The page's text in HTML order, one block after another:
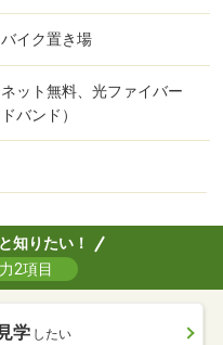
イク置き場
ット無料、光ファイバー
バンド）
知りたい！
2項目
学 したい